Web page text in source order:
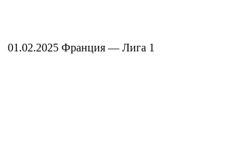
01.02.2025 Франция — Лига 1